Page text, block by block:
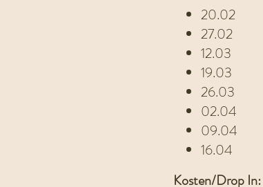
20.02
27.02
12.03
19.03
26.03
02.04
09.04
16.04
Kosten/Drop